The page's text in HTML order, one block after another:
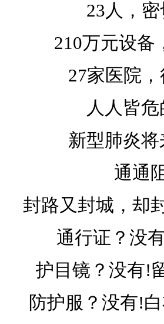
23人，
210万元设备
27家医院
人人皆
新型肺炎
通通
封路又封城，却
通行证？没
护目镜？没有!
防护服？没有!